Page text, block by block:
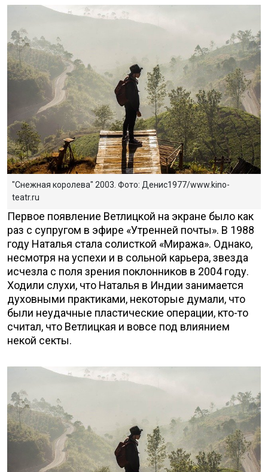
"Снежная королева" 2003. Фото: Денис1977/www.kino-
teatr.ru
Первое появление Ветлицкой на экране было как
раз с супругом в эфире «Утренней почты». В 1988
году Наталья стала солисткой «Миража». Однако,
несмотря на успехи и в сольной карьера, звезда
исчезла с поля зрения поклонников в 2004 году.
Ходили слухи, что Наталья в Индии занимается
духовными практиками, некоторые думали, что
были неудачные пластические операции, кто-то
считал, что Ветлицкая и вовсе под влиянием
некой секты.